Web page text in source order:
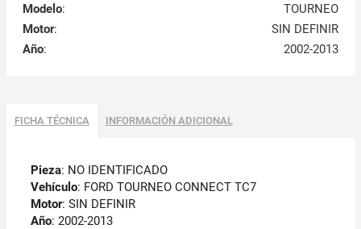
Modelo:
TOURNEO
Motor:
SIN DEFINIR
Año: 2002-2013
FICHA TÉCNICA INFORMACIÓN ADICIONAL
Pieza: NO IDENTIFICADO
Vehículo: FORD TOURNEO CONNECT TC7
Motor: SIN DEFINIR
Año: 2002-2013